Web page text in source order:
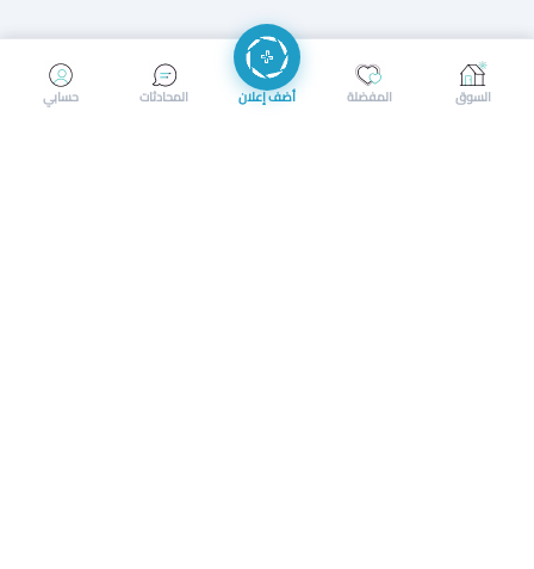
إرسال رسالة إجراء مكالمة
حسابي المحادثات أضف إعلان المفضلة السوق